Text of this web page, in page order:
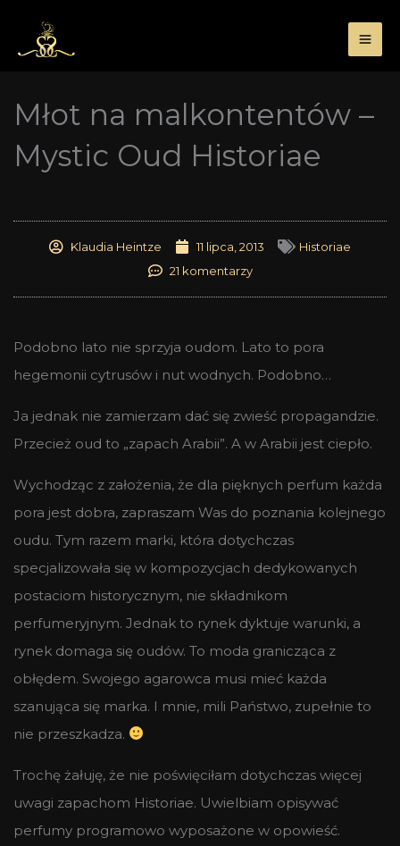
treści
Młot na malkontentów –
Mystic Oud Historiae
Klaudia Heintze 11 lipca, 2013
Historiae
21 komentarzy
Podobno lato nie sprzyja oudom. Lato to pora
hegemonii cytrusów i nut wodnych. Podobno…
Ja jednak nie zamierzam dać się zwieść propagandzie.
Przecież oud to „zapach Arabii”. A w Arabii jest ciepło.
Wychodząc z założenia, że dla pięknych perfum każda
pora jest dobra, zapraszam Was do poznania kolejnego
oudu. Tym razem marki, która dotychczas
specjalizowała się w kompozycjach dedykowanych
postaciom historycznym, nie składnikom
perfumeryjnym. Jednak to rynek dyktuje warunki, a
rynek domaga się oudów. To moda granicząca z
obłędem. Swojego agarowca musi mieć każda
szanująca się marka. I mnie, mili Państwo, zupełnie to
nie przeszkadza.
Trochę żałuję, że nie poświęciłam dotychczas więcej
uwagi zapachom Historiae. Uwielbiam opisywać
perfumy programowo wyposażone w opowieść.